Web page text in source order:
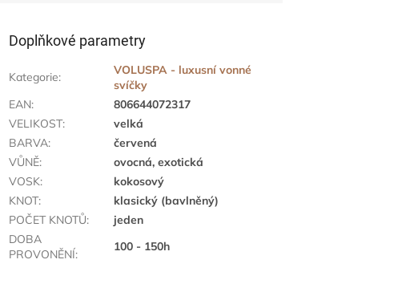
Doplňkové parametry
Kategorie:
VOLUSPA - luxusní vonné
svíčky
EAN:
806644072317
VELIKOST:
velká
BARVA:
červená
VŮNĚ:
ovocná, exotická
VOSK:
kokosový
KNOT:
klasický (bavlněný)
POČET KNOTŮ:
jeden
DOBA
PROVONĚNÍ:
100 - 150h